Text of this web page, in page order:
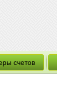
счетов